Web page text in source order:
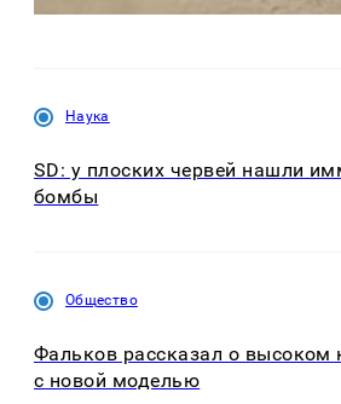
Наука
SD: у плоских червей нашли
бомбы
Общество
Фальков рассказал о высоком
с новой моделью